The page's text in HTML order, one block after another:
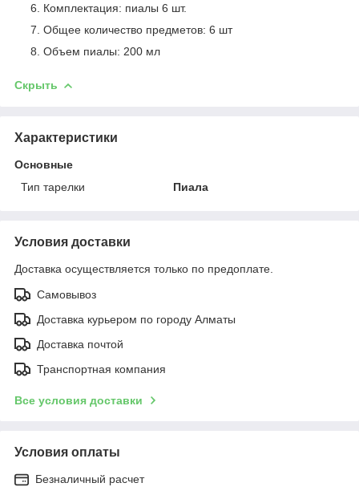
Комплектация: пиалы 6 шт.
Общее количество предметов: 6 шт
Объем пиалы: 200 мл
Скрыть
Характеристики
Основные
Тип тарелки
Пиала
Условия доставки
Доставка осуществляется только по предоплате.
Самовывоз
Доставка курьером по городу Алматы
Доставка почтой
Транспортная компания
Все условия доставки
Условия оплаты
Безналичный расчет